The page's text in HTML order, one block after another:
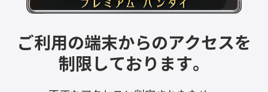
ご利用の端末からのアクセスを
制限しております。